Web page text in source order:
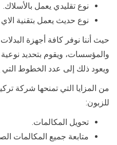
نوع تقليدي يعمل بالأسلاك.
نوع حديث يعمل بتقنية
حيث أننا نوفر كافة أجهزة البدلات
والمؤسسات، ويقوم بتحديد
ويعود ذلك إلى عدد الخطوط التي
من المزايا التي تمنحها شركة
للزبون:
تحويل المكالمات.
متابعة جميع المكالمات